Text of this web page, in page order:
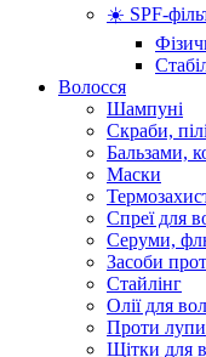
☀️ SPF-
Волосся
Шампуні
Скраби,
Бальзами,
Маски
Спреї для
Серуми,
Засоби
Стайлінг
Олії для
Проти лупи
Щітки для